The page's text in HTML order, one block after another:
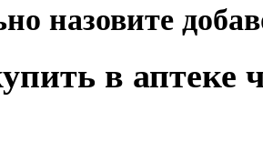
назовите
в аптеке